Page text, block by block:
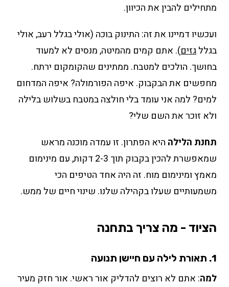
מתחילים להבין את הכיוון.
ועכשיו דמיינו את זה: התינוק בוכה (אולי בגלל רעב, אולי
בגללגזים). אתם קמים מהמיטה, מנסים לא למעוד
בחושך. הולכים למטבח. ממתינים שהקומקום ירתח.
מחפשים את הבקבוק. איפה הפורמולה? איפה המדחום
למים? למה אני עומד בלי חולצה במטבח בשלוש בלילה
ולא זוכר את השם שלי?
תחנת הלילה היא הפתרון. זו עמדה מוכנה מראש
שמאפשרת להכין בקבוק תוך 2-3 דקות, עם מינימום
מאמץ ומינימום מוח. זה היה אחד הטיפים הכי
משמעותיים שעלו בקהילה שלנו. שינוי חיים של ממש.
הציוד - מה צריך בתחנה
1. תאורת לילה עם חיישן תנועה
למה: אתם לא רוצים להדליק אור ראשי. אור חזק מעיר